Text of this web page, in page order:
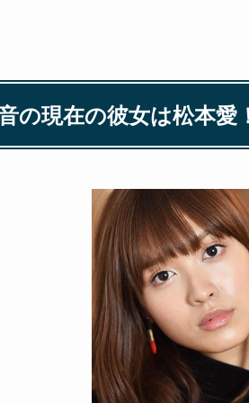
の現在の彼女は松本愛